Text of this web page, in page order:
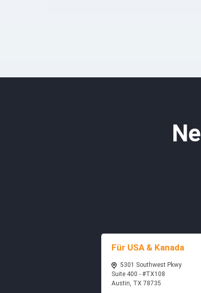
Für USA & Kanada
5301 Southwest Pkwy
Suite 400 - #TX108
Austin, TX 78735